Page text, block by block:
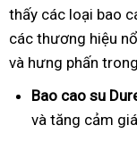
thấy các loại bao
các thương hiệu
và hưng phấn
Bao cao su
và tăng cảm